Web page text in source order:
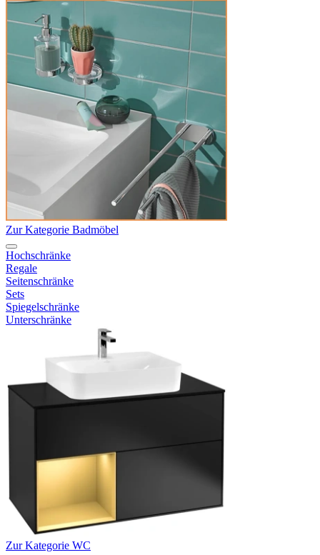
Zur Kategorie Badmöbel
Hochschränke
Regale
Seitenschränke
Sets
Spiegelschränke
Unterschränke
Zur Kategorie WC